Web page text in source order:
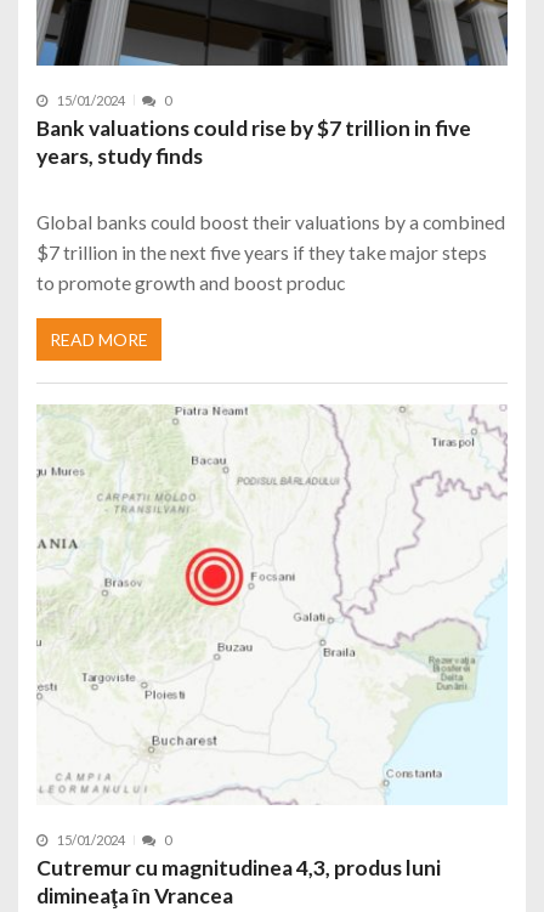
15/01/2024 0
Bank valuations could rise by $7 trillion in five
years, study finds
Global banks could boost their valuations by a combined
$7 trillion in the next five years if they take major steps
to promote growth and boost produc
READ MORE
15/01/2024 0
Cutremur cu magnitudinea 4,3, produs luni
dimineaţa în Vrancea